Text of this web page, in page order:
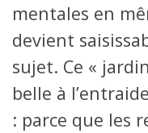
mentales en
devient
sujet. Ce «
belle à
: parce que les